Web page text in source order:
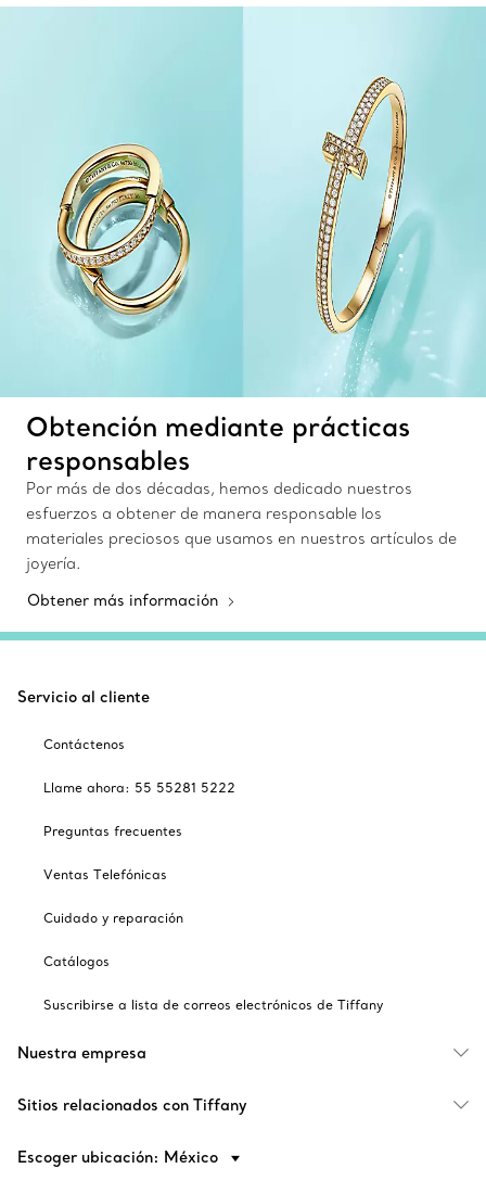
Obtención mediante prácticas
responsables
Por más de dos décadas, hemos dedicado nuestros
esfuerzos a obtener de manera responsable los
materiales preciosos que usamos en nuestros artículos de
joyería.
Obtener más información
Servicio al cliente
Contáctenos
Llame ahora: 55 55281 5222
Preguntas frecuentes
Ventas Telefónicas
Cuidado y reparación
Catálogos
Suscribirse a lista de correos electrónicos de Tiffany
Nuestra empresa
Sitios relacionados con Tiffany
Escoger ubicación: México